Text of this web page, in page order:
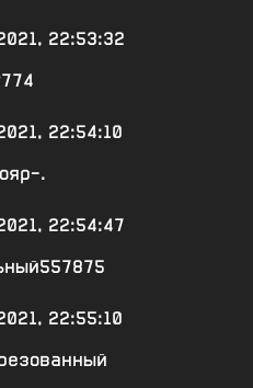
22:53:32
22:54:10
.
22:54:47
22:55:10